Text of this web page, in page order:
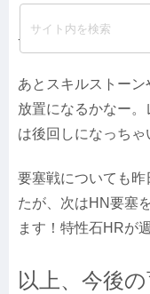
こちらも強化につ
+11強化狙い、その
あとスキルストー
放置になるかなー
は後回しになっち
要塞戦についても
たが、次はHN要塞
ます！特性石HRが
以上、今後